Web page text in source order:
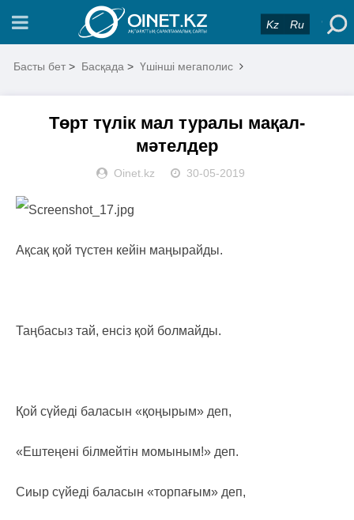
Kz Ru
Басты бет > Басқада > Үшінші мегаполис
Төрт түлік мал туралы мақал-
мәтелдер
Oinet.kz 30-05-2019
Ақсақ қой түстен кейін маңырайды.
Таңбасыз тай, енсіз қой болмайды.
Қой сүйеді баласын «қоңырым» деп,
«Ештеңені білмейтін момыным!» деп.
Сиыр сүйеді баласын «торпағым» деп,